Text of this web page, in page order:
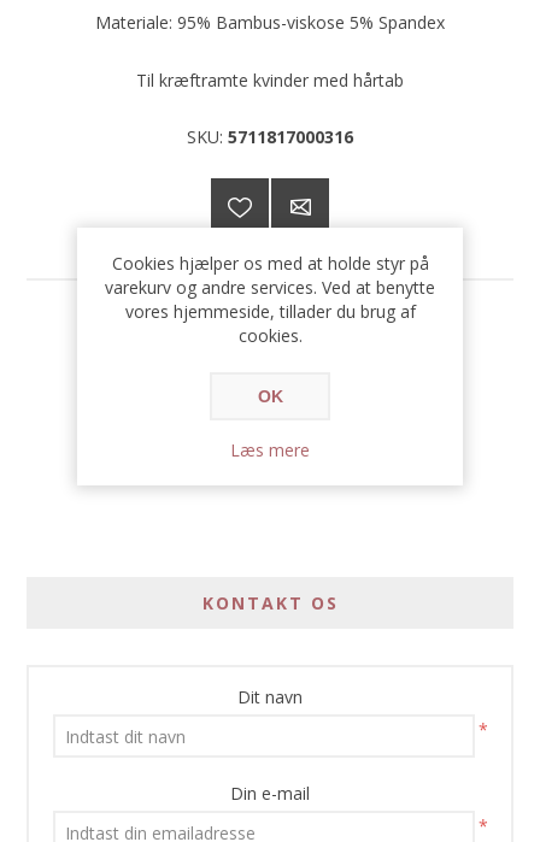
Materiale: 95% Bambus-viskose 5% Spandex
Til kræftramte kvinder med hårtab
SKU: 5711817000316
469,00 DKK
KONTAKT OS
Dit navn
*
Din e-mail
*
Cookies hjælper os med at holde styr på
varekurv og andre services. Ved at benytte
vores hjemmeside, tillader du brug af
cookies.
OK
Læs mere